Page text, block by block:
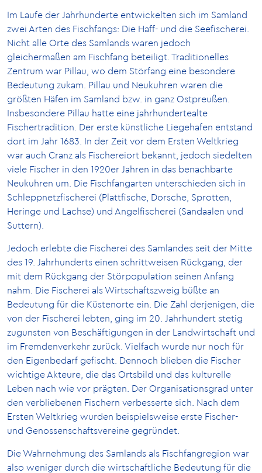
Im Laufe der Jahrhunderte entwickelten sich im Samland
zwei Arten des Fischfangs: Die Haff- und die Seefischerei.
Nicht alle Orte des Samlands waren jedoch
gleichermaßen am Fischfang beteiligt. Traditionelles
Zentrum war Pillau, wo dem Störfang eine besondere
Bedeutung zukam. Pillau und Neukuhren waren die
größten Häfen im Samland bzw. in ganz Ostpreußen.
Insbesondere Pillau hatte eine jahrhundertealte
Fischertradition. Der erste künstliche Liegehafen entstand
dort im Jahr 1683. In der Zeit vor dem Ersten Weltkrieg
war auch Cranz als Fischereiort bekannt, jedoch siedelten
viele Fischer in den 1920er Jahren in das benachbarte
Neukuhren um. Die Fischfangarten unterschieden sich in
Schleppnetzfischerei (Plattfische, Dorsche, Sprotten,
Heringe und Lachse) und Angelfischerei (Sandaalen und
Suttern).
Jedoch erlebte die Fischerei des Samlandes seit der Mitte
des 19. Jahrhunderts einen schrittweisen Rückgang, der
mit dem Rückgang der Störpopulation seinen Anfang
nahm. Die Fischerei als Wirtschaftszweig büßte an
Bedeutung für die Küstenorte ein. Die Zahl derjenigen, die
von der Fischerei lebten, ging im 20. Jahrhundert stetig
zugunsten von Beschäftigungen in der Landwirtschaft und
im Fremdenverkehr zurück. Vielfach wurde nur noch für
den Eigenbedarf gefischt. Dennoch blieben die Fischer
wichtige Akteure, die das Ortsbild und das kulturelle
Leben nach wie vor prägten. Der Organisationsgrad unter
den verbliebenen Fischern verbesserte sich. Nach dem
Ersten Weltkrieg wurden beispielsweise erste Fischer-
und Genossenschaftsvereine gegründet.
Die Wahrnehmung des Samlands als Fischfangregion war
also weniger durch die wirtschaftliche Bedeutung für die